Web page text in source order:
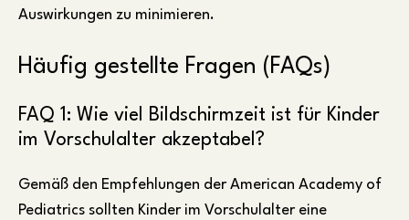
Auswirkungen zu minimieren.
Häufig gestellte Fragen (FAQs)
FAQ 1: Wie viel Bildschirmzeit ist für Kinder
im Vorschulalter akzeptabel?
Gemäß den Empfehlungen der American Academy of
Pediatrics sollten Kinder im Vorschulalter eine